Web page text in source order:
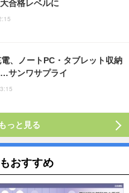
合格レベルに
、ノートPC・タブレット収納
サンワサプライ
っと見る
おすすめ